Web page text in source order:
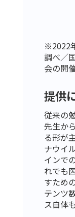
※2022
調べ／
会の開
提供
従来の
先生か
る形が
ナウイ
インで
れでも
すため
テンツ
ス自体